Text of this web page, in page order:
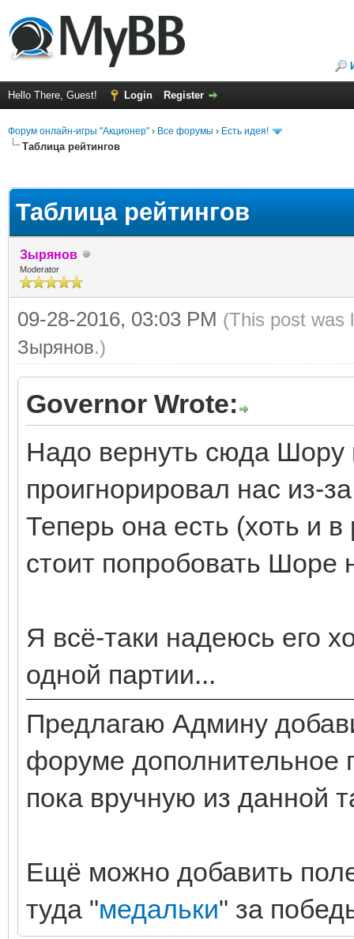
Hello There, Guest! Login Register
Форум онлайн-игры "Акционер" › Все форумы › Есть идея!
Таблица рейтингов
Таблица рейтингов
Зырянов
Moderator
09-28-2016, 03:03 PM (This post was
Зырянов.)
Governor Wrote:
Надо вернуть сюда Шору
проигнорировал нас из-
Теперь она есть (хоть и
стоит попробовать Шоре
Я всё-таки надеюсь его
одной партии...
Предлагаю Админу
форуме дополнительное
пока вручную из данной
Ещё можно добавить
туда "медальки" за